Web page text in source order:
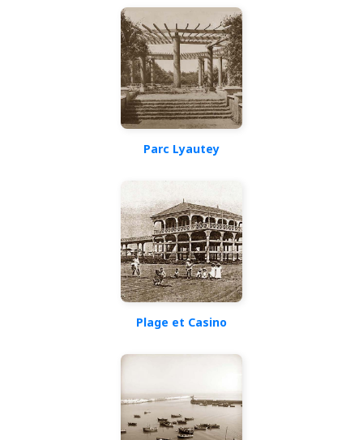
Parc Lyautey
Plage et Casino